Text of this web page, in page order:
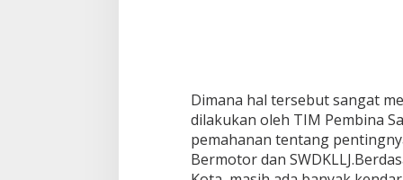
Dimana hal tersebut sangat
dilakukan oleh TIM Pembina
pemahanan tentang
Bermotor dan